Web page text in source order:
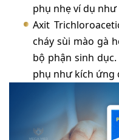
phụ nhẹ ví dụ
Axit
cháy sùi mào gà
bộ phận sinh
phụ như kích ứng